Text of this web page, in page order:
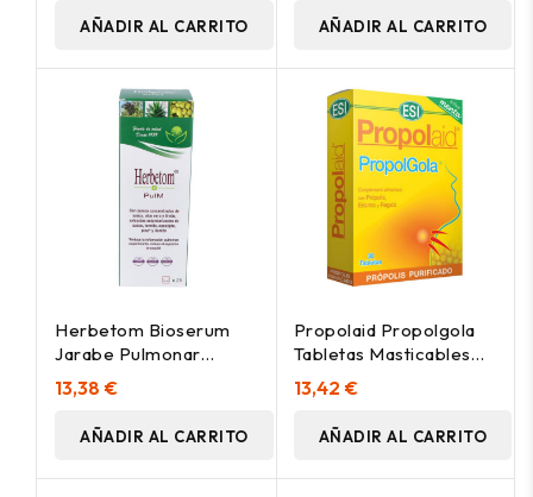
AÑADIR AL CARRITO AÑADIR AL CARRITO
Herbetom Bioserum
Jarabe Pulmonar
250Ml
13,38 €
AÑADIR AL CARRITO
Propolaid Propolgola
Tabletas Masticables
De Menta 30 Tabletas
13,42 €
AÑADIR AL CARRITO